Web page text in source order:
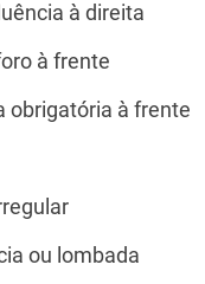
à direita
à frente
obrigatória à frente
ou lombada